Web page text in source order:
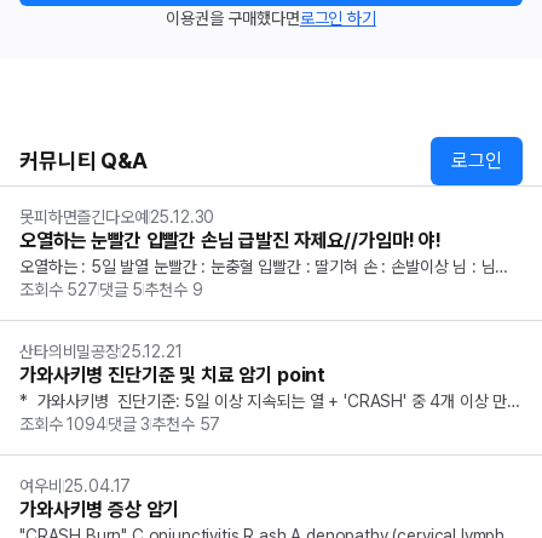
이용권을 구매했다면로그인 하기
커뮤니티 Q&A 로그인
못피하면즐긴다오예 25.12.30
오열하는 눈빨간 입빨간 손님 급발진 자제요//가임마! 야!
오열하는 : 5일 발열 눈빨간 : 눈충혈 입빨간 : 딸기혀 손 : 손발이상 님 : 님프
절 비대 급발진 : 다양한 발진 가임마글로불린 야스피린 => 가(라)와(라)새키병
조회수 527댓글 5추천수 9
산타의비밀공장25.12.21
가와사키병 진단기준 및 치료 암기 point
*  가와사키병  진단기준: 5일 이상 지속되는 열 + 'CRASH' 중 4개 이상 만족
=>  관상  안 좋은  ㄱㅅㄲ(Kawasaki)  때문에  CRASH  되어서  오열  중.....
오열 : 5일 이상 지속되는 열 C : Conjunctivi...
조회수1094댓글3추천수 57
여우비 25.04.17
가와사키병 증상 암기